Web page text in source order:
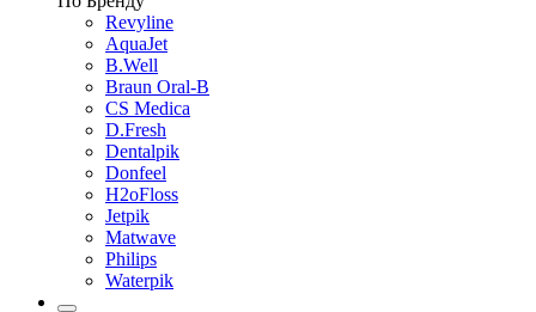
Revyline
AquaJet
B.Well
Braun Oral-B
CS Medica
D.Fresh
Dentalpik
Donfeel
H2oFloss
Jetpik
Matwave
Philips
Waterpik